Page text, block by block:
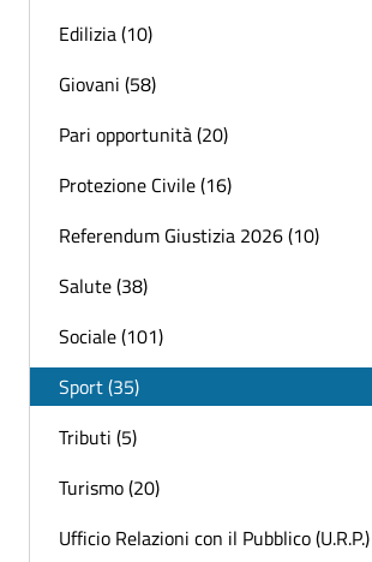
Edilizia (10)
Giovani (58)
Pari opportunità (20)
Protezione Civile (16)
Referendum Giustizia 2026 (10)
Salute (38)
Sociale (101)
Sport (35)
Tributi (5)
Turismo (20)
Ufficio Relazioni con il Pubblico